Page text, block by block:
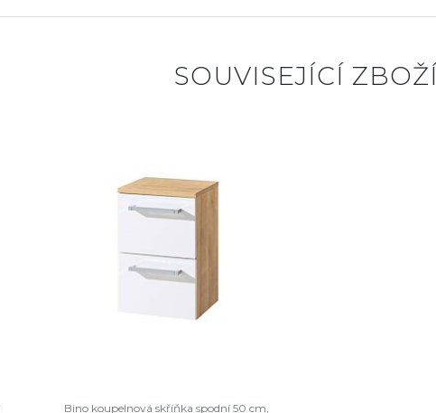
SOUVISEJÍCÍ ZBOŽÍ
Bino koupelnová skříňka spodní 50 cm,